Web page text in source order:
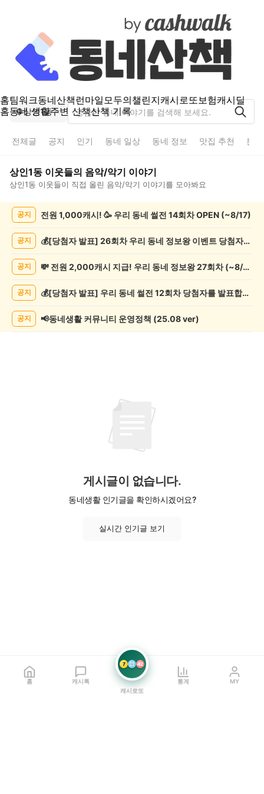
홈팀워크동네산책런마일모두의챌린지캐시로또보험캐시딜
홈동네 생활주변 산책산책 기록
상인1동
전체글 공지 인기 동네 일상 동네 정보 맛집 추천 분
상인1동 이웃들의 음악/악기 이야기
상인1동 이웃들이 직접 올린 음악/악기 이야기를 모아봐요
악/
목
공지 전원 1,000캐시! 🥳 우리 동네 썰전 14회차 OPEN (~8/17)
공지 💰[당첨자 발표] 26회차 우리 동네 정보왕 이벤트 당첨자를 발표합니다!
공지 💸 전원 2,000캐시 지급! 우리 동네 정보왕 27회차 (~8/10)
공지 💰[당첨자 발표] 우리 동네 썰전 12회차 당첨자를 발표합니다!
공지 📢동네생활 커뮤니티 운영정책 (25.08 ver)
게시글이 없습니다.
동네생활 인기글을 확인하시겠어요?
실시간 인기글 보기
홈 캐시톡
7 21 42
캐시로또
통계 MY